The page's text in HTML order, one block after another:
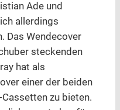
Ade und
allerdings
Das Wendecover
steckenden
hat als
einer der beiden
zu bieten.